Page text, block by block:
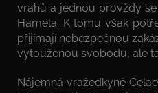
vrahů a jednou provždy
Hamela. K tomu však
přijímají nebezpečnou
vytouženou svobodu, ale
Nájemná vražedkyně